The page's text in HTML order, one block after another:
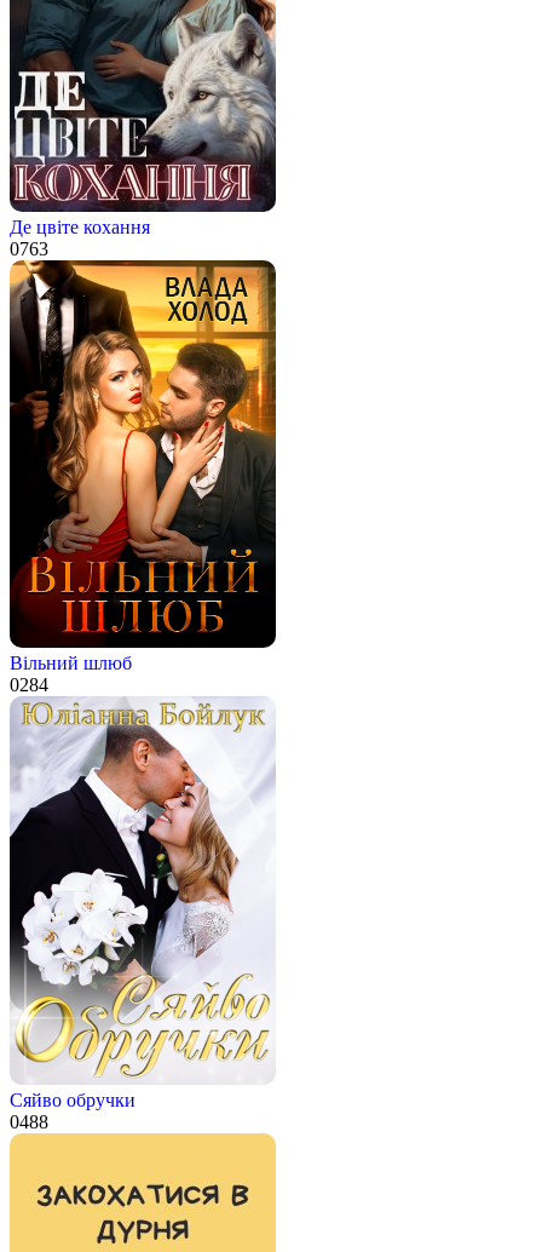
Де цвіте кохання
0763
Вільний шлюб
0284
Сяйво обручки
0488